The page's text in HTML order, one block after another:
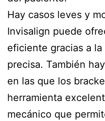
Hay casos leves y
Invisalign puede
eficiente gracias a
precisa. También
en las que los
herramienta
mecánico que